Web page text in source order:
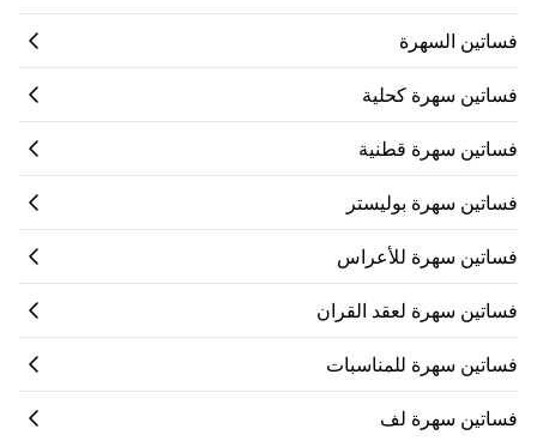
فساتين السهرة
فساتين سهرة كحلية
فساتين سهرة قطنية
فساتين سهرة بوليستر
فساتين سهرة للأعراس
فساتين سهرة لعقد القران
فساتين سهرة للمناسبات
فساتين سهرة لف